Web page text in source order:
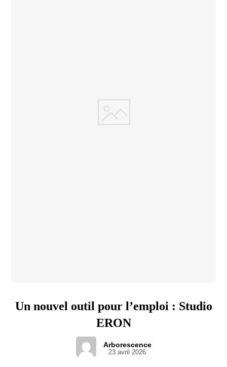
Un nouvel outil pour l’emploi : Studio
ERON
Arborescence
23 avril 2026